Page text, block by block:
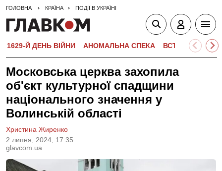
ГОЛОВНА КРАЇНА ПОДІЇ В УКРАЇНІ
1629-Й ДЕНЬ ВІЙНИ АНОМАЛЬНА СПЕКА ВСТУПНА
Московська церква захопила
об'єкт культурної спадщини
національного значення у
Волинській області
2 липня, 2024, 17:35
glavcom.ua
Христина Жиренко